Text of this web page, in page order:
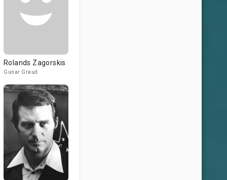
Rolands Zagorskis
Gunar Graud